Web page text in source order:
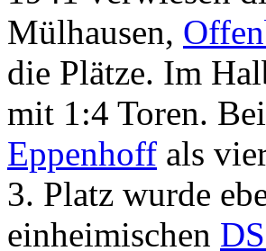
Mülhausen,
die Plätze. Im
mit 1:4 Toren.
Eppenhoff als
3. Platz wurde
einheimischen